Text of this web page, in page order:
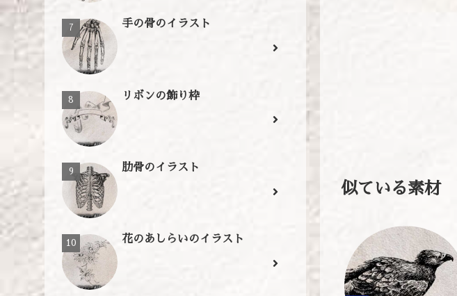
似ている素材
手の骨のイラスト
リボンの飾り枠
肋骨のイラスト
花のあしらいのイラスト